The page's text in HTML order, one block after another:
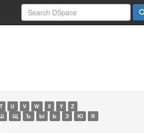
T U V W X Y
Z
Щ Ъ Ы Ь Э Ю Я